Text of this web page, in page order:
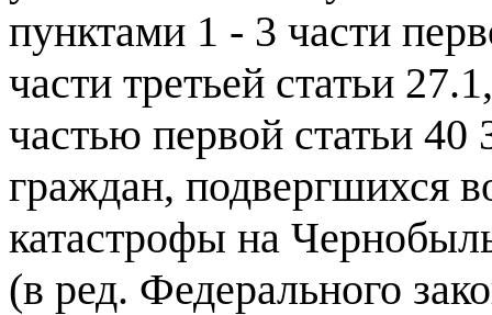
пунктами 1 - 3 части
части третьей статьи
частью первой статьи
граждан, подвергшихся
катастрофы на
(в ред. Федерального